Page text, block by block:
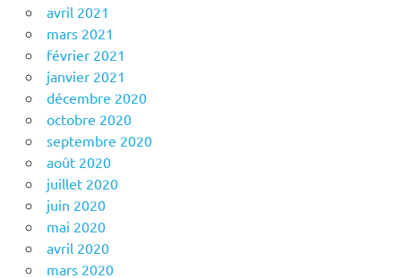
avril 2021
mars 2021
février 2021
janvier 2021
décembre 2020
octobre 2020
septembre 2020
août 2020
juillet 2020
juin 2020
mai 2020
avril 2020
mars 2020